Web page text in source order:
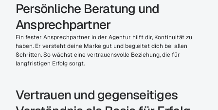
Persönliche Beratung und
Ansprechpartner
Ein fester Ansprechpartner in der Agentur hilft dir, Kontinuität zu
haben. Er versteht deine Marke gut und begleitet dich bei allen
Schritten. So wächst eine vertrauensvolle Beziehung, die für
langfristigen Erfolg sorgt.
Vertrauen und gegenseitiges